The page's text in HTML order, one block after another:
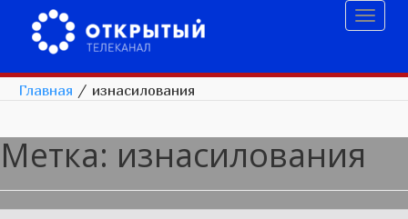
Главная / изнасилования
Метка: изнасилования